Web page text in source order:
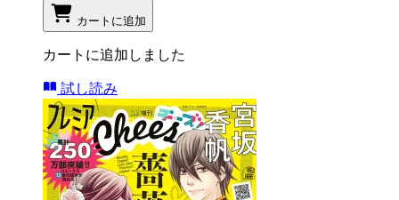
カートに追加
カートに追加しました
試し読み